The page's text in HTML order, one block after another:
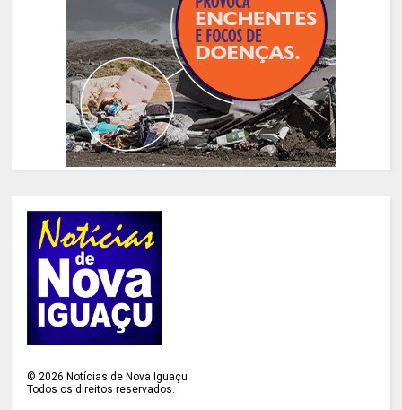
©2026 Notícias de Nova Iguaçu
Todos os direitos reservados.